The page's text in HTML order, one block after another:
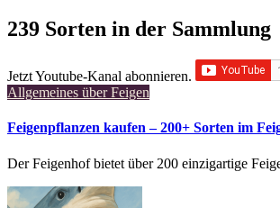
239 Sorten in der Sammlung
Jetzt Youtube-Kanal abonnieren.
Allgemeines über Feigen
Feigenpflanzen kaufen – 200+ Sorten im
Der Feigenhof bietet über 200 einzigartige